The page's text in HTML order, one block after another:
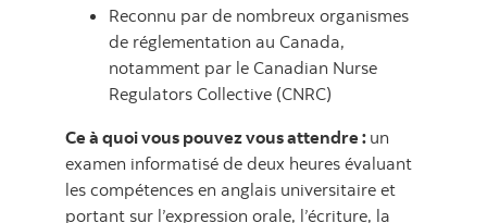
Reconnu par de nombreux organismes
de réglementation au Canada,
notamment par le Canadian Nurse
Regulators Collective (CNRC)
Ce à quoi vous pouvez vous attendre : un
examen informatisé de deux heures évaluant
les compétences en anglais universitaire et
portant sur l’expression orale, l’écriture, la